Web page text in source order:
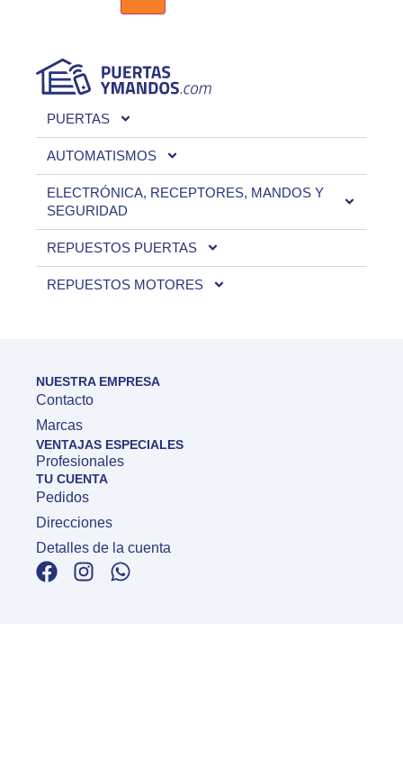
PUERTAS
AUTOMATISMOS
ELECTRÓNICA, RECEPTORES, MANDOS Y
SEGURIDAD
REPUESTOS PUERTAS
REPUESTOS MOTORES
NUESTRA EMPRESA
Contacto
Marcas
VENTAJAS ESPECIALES
Profesionales
TU CUENTA
Pedidos
Direcciones
Detalles de la cuenta